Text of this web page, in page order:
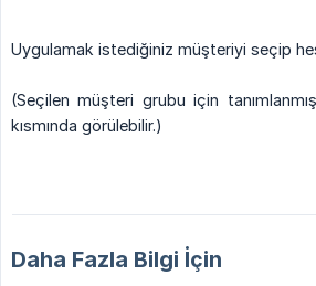
Uygulamak istediğiniz müşteriyi seçip
(Seçilen müşteri grubu için
kısmında görülebilir.)
Daha Fazla Bilgi İçin